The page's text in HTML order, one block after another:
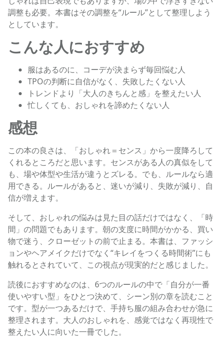
調整も必要。本書はその調整を“ルール”として整理しよう
としています。
こんな人におすすめ
服はあるのに、コーデが決まらず毎回悩む人
TPOの判断に自信がなく、失敗したくない人
トレンドより「大人のきちんと感」を整えたい人
忙しくても、おしゃれを諦めたくない人
感想
この本の良さは、「おしゃれ＝センス」から一度降ろして
くれるところだと思います。センスがある人の真似をして
も、場や体型や生活が違うとズレる。でも、ルールなら適
用できる。ルールがあると、迷いが減り、失敗が減り、自
信が増えます。
そして、おしゃれの悩みは見た目の話だけではなく、「時
間」の問題でもあります。朝の支度に時間がかかる、買い
物で迷う、クローゼットの前で止まる。本書は、ファッシ
ョンやヘアメイクだけでなく“キレイをつくる時間術”にも
触れるとされていて、この視点が現実的だと感じました。
読後におすすめなのは、6つのルールの中で「自分が一番
使いやすい型」をひとつ決めて、シーン別の章を読むこと
です。型が一つあるだけで、手持ち服の組み合わせが急に
整理されます。大人のおしゃれを、感覚ではなく再現性で
整えたい人に向いた一冊でした。